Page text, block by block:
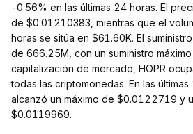
-0.56% en las últimas 24 horas. El
de $0.01210383, mientras que el
horas se sitúa en $61.60K. El
de 666.25M, con un suministro
capitalización de mercado, HOPR
todas las criptomonedas. En las últimas
alcanzó un máximo de $0.0122719 y
$0.0119969.